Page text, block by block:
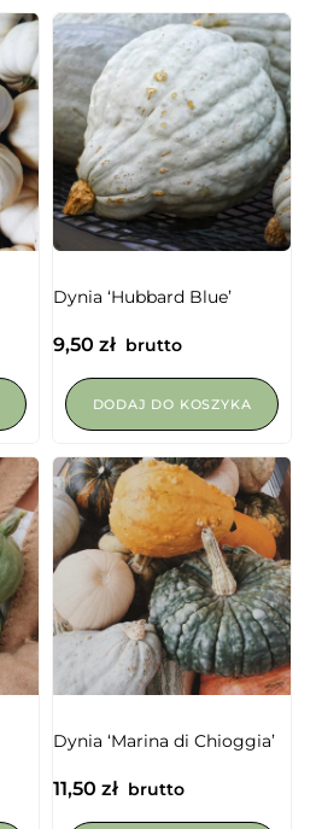
Dynia ‘Hubbard Blue’
9,50 zł brutto
DODAJ DO KOSZYKA
Dynia ‘Marina di Chioggia’
11,50 zł brutto